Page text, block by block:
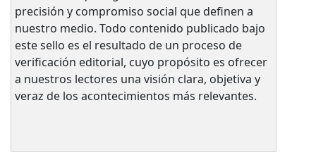
precisión y compromiso social que definen a
nuestro medio. Todo contenido publicado bajo
este sello es el resultado de un proceso de
verificación editorial, cuyo propósito es ofrecer
a nuestros lectores una visión clara, objetiva y
veraz de los acontecimientos más relevantes.